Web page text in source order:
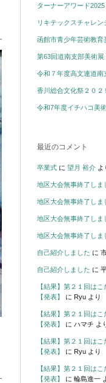
ターナーアワード2025
リキテックスチャレン
函館市青少年芸術教育
第63回道南支部美術展
令和７年度高文連道南
香川総合文化祭２０２
令和7年度イチハコ美
最近のコメント
卒業式 に 望月 裕介 よ
地区大会無事終了しま
地区大会無事終了しま
地区大会無事終了しま
地区大会無事終了しま
自己紹介しました に
自己紹介しました に
【結果】第２１回は
【発表】
に Ryu より
【結果】第２１回は
【発表】
に ハマチ よ
【結果】第２１回は
【発表】
に Ryu より
【結果】第２１回は
【発表】
に 輪島進一